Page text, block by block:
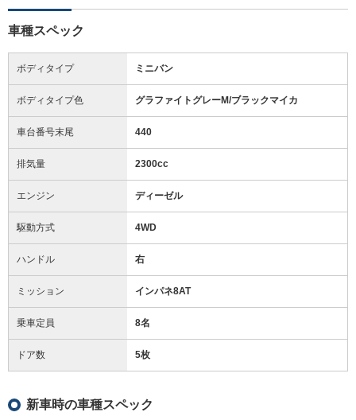
車種スペック
ボディタイプ ミニバン
ボディタイプ色 グラファイトグレーM/ブラックマイカ
車台番号末尾 440
排気量 2300cc
エンジン ディーゼル
駆動方式 4WD
ハンドル 右
ミッション インパネ8AT
乗車定員 8名
ドア数 5枚
新車時の車種スペック